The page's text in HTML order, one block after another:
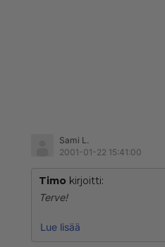
Sami L.
2001-01-22 15:41:00
Timo kirjoitti:
Terve!
Itselläni on Peugeot 206 GTI
Lue lisää